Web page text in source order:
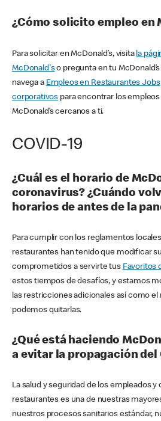
¿Cómo solicito empleo en
Para solicitar en McDonald’s, visita la
McDonald'so pregunta en tu
navega a Empleos en Restaurantes Jobs
corporativos para encontrar los
McDonald’s cercanos a ti.
COVID-19
¿Cuál es el horario de
coronavirus? ¿Cuándo
horarios de antes de la
Para cumplir con los reglamentos
restaurantes han tenido que modificar
comprometidos a servirte tus Favoritos
estos tiempos de desafíos, y estamos
las restricciones adicionales así como
podemos quitarlas.
¿Qué está haciendo
a evitar la propagación del
La salud y seguridad de los empleados y
restaurantes es una de nuestras
nuestros procesos sanitarios estándar,